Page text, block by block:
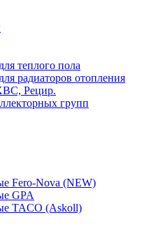
теплого пола
радиаторов отопления
Рецир.
групп
Fero-Nova (NEW)
GPA
TACO (Askoll)